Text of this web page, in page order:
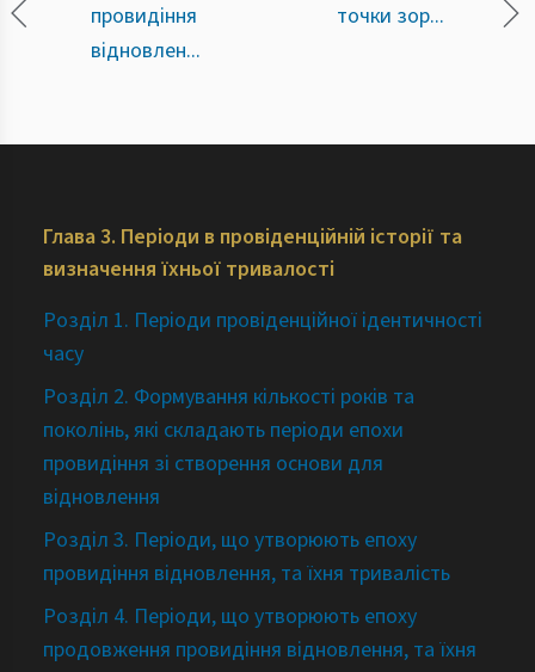
провидіння
відновлен...
точки зор...
Глава 3. Періоди в провіденційній історії та
визначення їхньої тривалості
Розділ 1. Періоди провіденційної ідентичності
часу
Розділ 2. Формування кількості років та
поколінь, які складають періоди епохи
провидіння зі створення основи для
відновлення
Розділ 3. Періоди, що утворюють епоху
провидіння відновлення, та їхня тривалість
Розділ 4. Періоди, що утворюють епоху
продовження провидіння відновлення, та їхня